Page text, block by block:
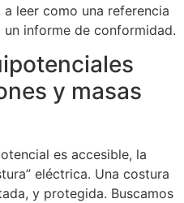
a leer como una referencia
informe de conformidad.
y masas
es accesible, la
eléctrica. Una costura
y protegida. Buscamos